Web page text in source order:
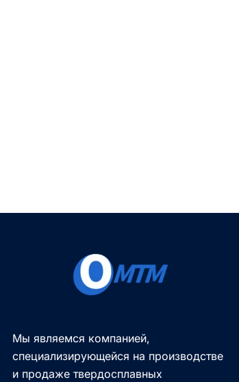
Мы являемся компанией,
специализирующейся на производстве
и продаже твердосплавных